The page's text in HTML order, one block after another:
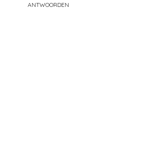
ANTWOORDEN